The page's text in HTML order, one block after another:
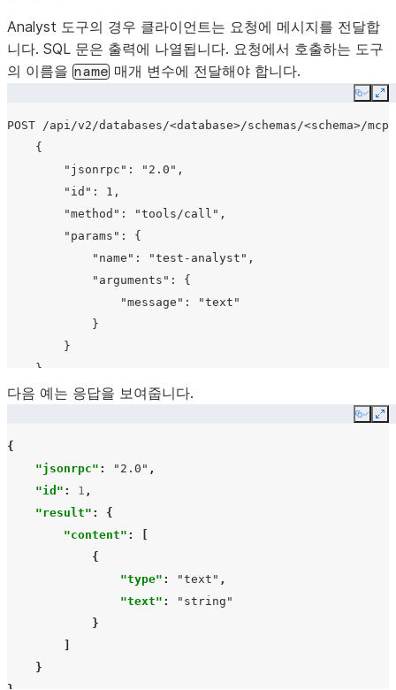
Analyst 도구의 경우 클라이언트는 요청에 메시지를 전달합
니다. SQL 문은 출력에 나열됩니다. 요청에서 호출하는 도구
의 이름을 name 매개 변수에 전달해야 합니다.
Copy
POST /api/v2/databases/<database>/schemas/<schema>/
    {
        "jsonrpc": "2.0",
        "id": 1,
        "method": "tools/call",
        "params": {
            "name": "test-analyst",
            "arguments": {
                "message": "text"
            }
        }
다음 예는 응답을 보여줍니다.
Copy
{
"jsonrpc" : "2.0" ,
"id" : 1 ,
"result" :
{
"content" :
{
"type" : "text" ,
"text" :
"string"
}
}